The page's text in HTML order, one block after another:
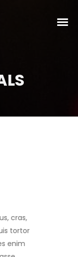
cras,
tortor
enim